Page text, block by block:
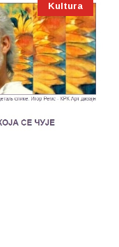
Kultura